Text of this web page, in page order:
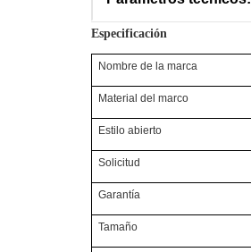
Especificación
Nombre de la marca
Material del marco
Estilo abierto
Solicitud
Garantía
Tamaño